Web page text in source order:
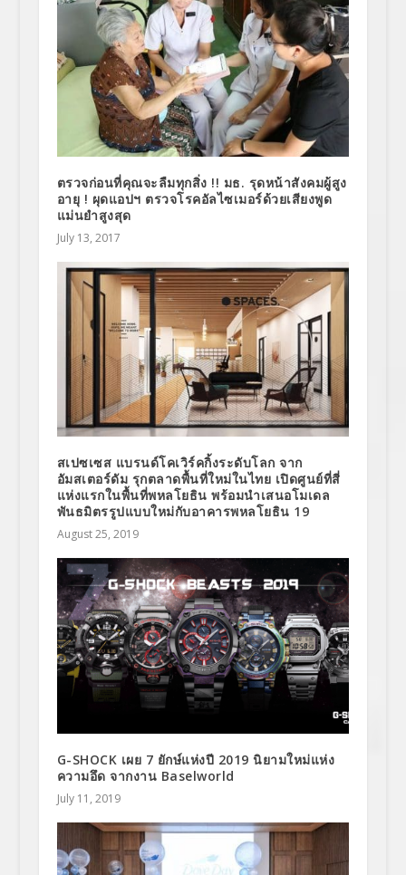
ตรวจก่อนที่คุณจะลืมทุกสิ่ง !! มธ. รุดหน้าสังคมผู้สูง
อายุ ! ผุดแอปฯ ตรวจโรคอัลไซเมอร์ด้วยเสียงพูด
แม่นยำสูงสุด
July 13, 2017
สเปซเซส แบรนด์โคเวิร์คกิ้งระดับโลก จาก
อัมสเตอร์ดัม รุกตลาดพื้นที่ใหม่ในไทย เปิดศูนย์ที่สี่
แห่งแรกในพื้นที่พหลโยธิน พร้อมนำเสนอโมเดล
พันธมิตรรูปแบบใหม่กับอาคารพหลโยธิน 19
August 25, 2019
G-SHOCK เผย 7 ยักษ์แห่งปี 2019 นิยามใหม่แห่ง
ความอึด จากงาน Baselworld
July 11, 2019